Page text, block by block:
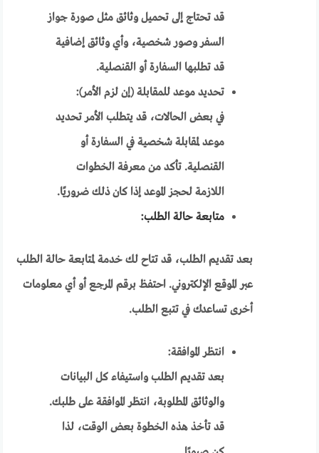
قد تحتاج إلى تحميل وثائق مثل صورة جواز
السفر وصور شخصية، وأي وثائق إضافية
قد تطلبها السفارة أو القنصلية.
تحديد موعد للمقابلة (إن لزم الأمر):
في بعض الحالات، قد يتطلب الأمر تحديد
موعد لمقابلة شخصية في السفارة أو
القنصلية. تأكد من معرفة الخطوات
اللازمة لحجز الموعد إذا كان ذلك ضروريًا.
متابعة حالة الطلب:
بعد تقديم الطلب، قد تتاح لك خدمة لمتابعة حالة الطلب
عبر الموقع الإلكتروني. احتفظ برقم المرجع أو أي معلومات
أخرى تساعدك في تتبع الطلب.
انتظر الموافقة:
بعد تقديم الطلب واستيفاء كل البيانات
والوثائق المطلوبة، انتظر الموافقة على طلبك.
قد تأخذ هذه الخطوة بعض الوقت، لذا